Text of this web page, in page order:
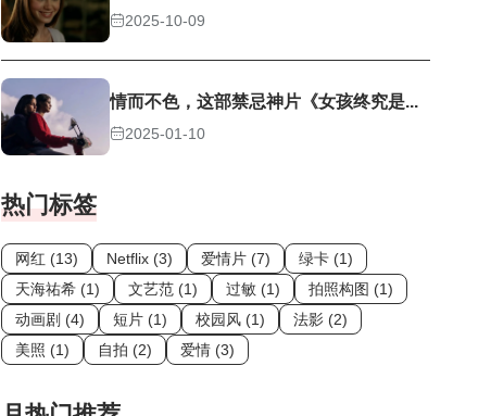
2025-10-09
情而不色，这部禁忌神片《女孩终究是...
2025-01-10
热门标签
网红 (13) Netflix (3) 爱情片 (7)
绿卡 (1)
天海祐希 (1)
文艺范 (1) 过敏 (1)
拍照构图 (1)
动画剧 (4)
短片 (1) 校园风 (1)
法影 (2)
美照 (1)
自拍 (2) 爱情 (3)